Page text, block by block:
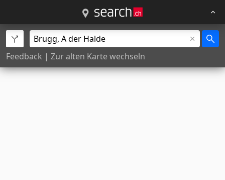
Feedback | Zur alten Karte wechseln